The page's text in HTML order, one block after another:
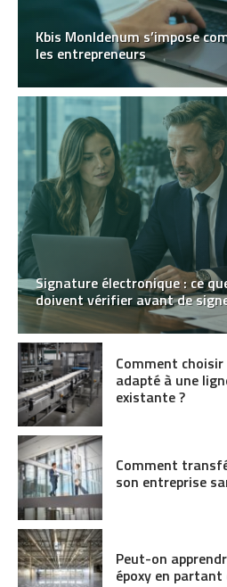
Kbis MonIdenum s’impose
les entrepreneurs
Signature électronique : ce
doivent vérifier avant de
Comment
adapté à une
existante ?
Comment
son entreprise
Peut-on
époxy en partant